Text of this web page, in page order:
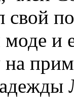
свой
моде